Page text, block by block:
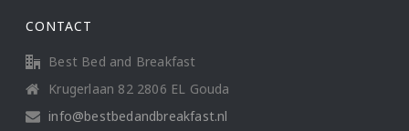
CONTACT
Best Bed and Breakfast
Krugerlaan 82 2806 EL Gouda
info@bestbedandbreakfast.nl